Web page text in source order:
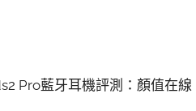
Pro藍牙耳機評測：顏值在